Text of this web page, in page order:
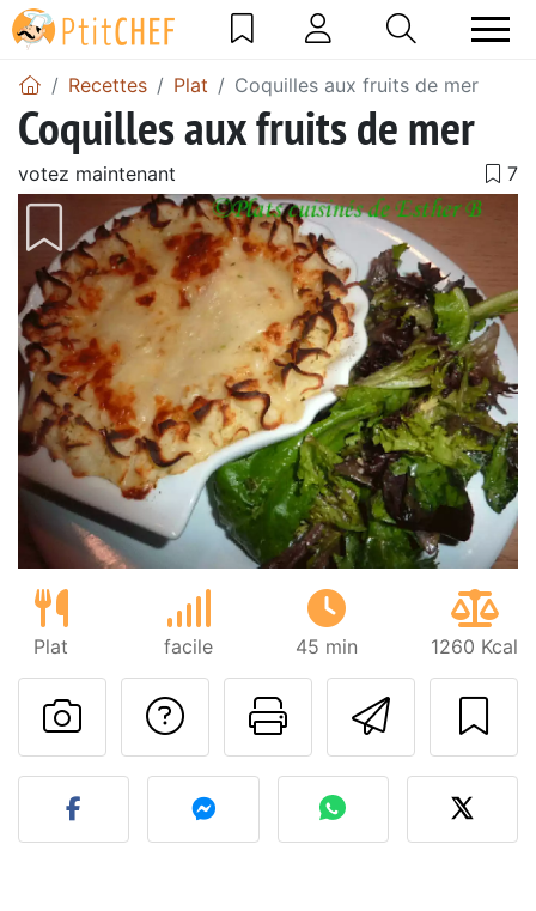
Recettes Plat Coquilles aux fruits de mer
Coquilles aux fruits de mer
votez maintenant
Plat facile 45 min 1260 Kcal
Imprimer
Poser une
Publier votre photo de